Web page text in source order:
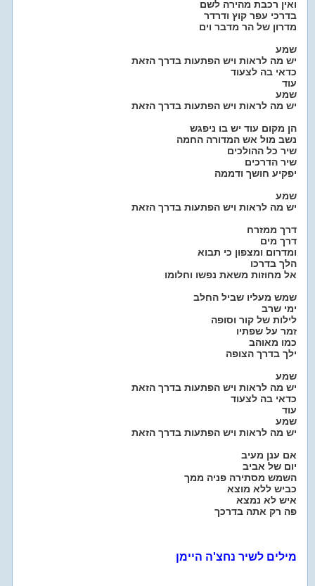
ואין רכבת מהירה לשם
בדרכי עפר קוץ ודרדר
מדרון של הר מדבר וים
שמע
יש מה לראות ויש הפתעות בדרך הזאת
כדאי בה לצעוד
עוד
שמע
יש מה לראות ויש הפתעות בדרך הזאת
הן מקום עוד יש בו ניפגש
נשב מול אש המדורה החמה
שיר כל ההולכים
שיר הדרכים
יפקיע חושך ודממה
שמע
יש מה לראות ויש הפתעות בדרך הזאת
דרך ממזרח
דרך מים
ומדרום ומצפון כי תבוא
הלך בדרכו
אל מחוזות משאת נפשו וחלומו
שמש מעליו שביל החלב
ימי שרב
לילות של קור וסופה
זמר על שפתיו
כמו מאוהב
ילך בדרך הצופה
שמע
יש מה לראות ויש הפתעות בדרך הזאת
כדאי בה לצעוד
עוד
שמע
יש מה לראות ויש הפתעות בדרך הזאת
אם ענן מעיב
יום של אביב
השמש מסתירה פניה ממך
כביש ללא מוצא
איש לא נמצא
פה רק אתה בדרכך
מילים לשיר נחצ'ה היימן